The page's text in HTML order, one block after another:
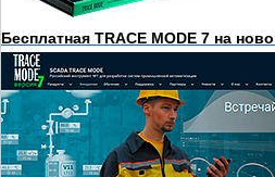
Бесплатная TRACE MODE 7 на